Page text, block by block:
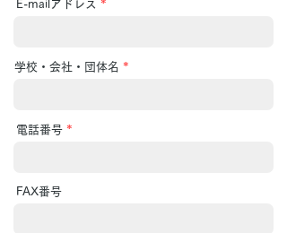
E-mailアドレス *
学校・会社・団体名 *
電話番号 *
FAX番号